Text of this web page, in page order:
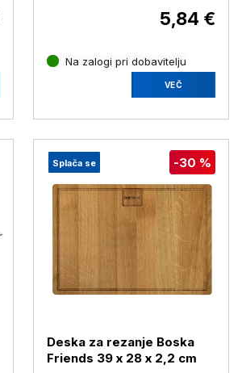
5,84 €
Na zalogi pri dobavitelju
VEČ
Splača se -30 %
Deska za rezanje Boska
Friends 39 x 28 x 2,2 cm